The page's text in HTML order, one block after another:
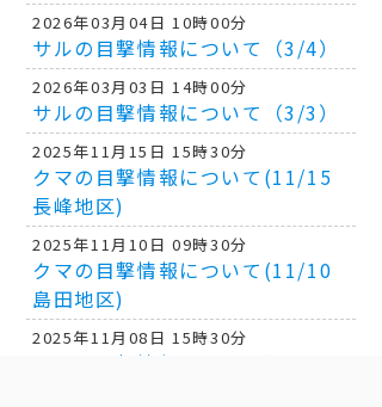
2026年03月04日 10時00分
サルの目撃情報について（3/4）
2026年03月03日 14時00分
サルの目撃情報について（3/3）
2025年11月15日 15時30分
クマの目撃情報について(11/15
長峰地区)
2025年11月10日 09時30分
クマの目撃情報について(11/10
島田地区)
2025年11月08日 15時30分
クマの目撃情報について(11/8 元